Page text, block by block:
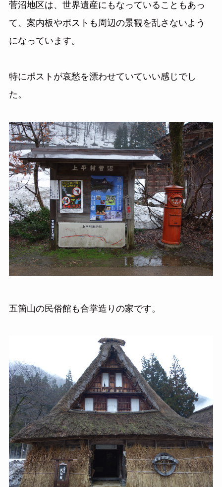
菅沼地区は、世界遺産にもなっていることもあっ
て、案内板やポストも周辺の景観を乱さないよう
になっています。
特にポストが哀愁を漂わせていていい感じでし
た。
五箇山の民俗館も合掌造りの家です。